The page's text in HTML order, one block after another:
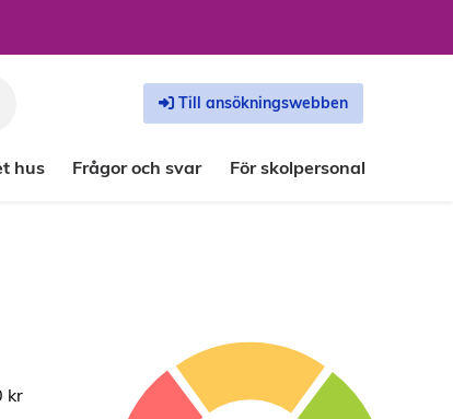
hus Frågor och svar För skolpersonal
Till ansökningswebben
kr